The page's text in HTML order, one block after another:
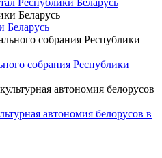
Республики Беларусь
Беларусь
собрания Республики
автономия белорусов в